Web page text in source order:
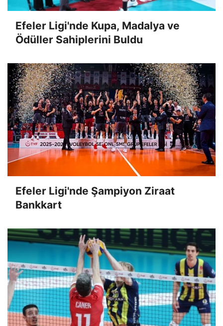
Efeler Ligi'nde Kupa, Madalya ve
Ödüller Sahiplerini Buldu
Efeler Ligi'nde Şampiyon Ziraat
Bankkart